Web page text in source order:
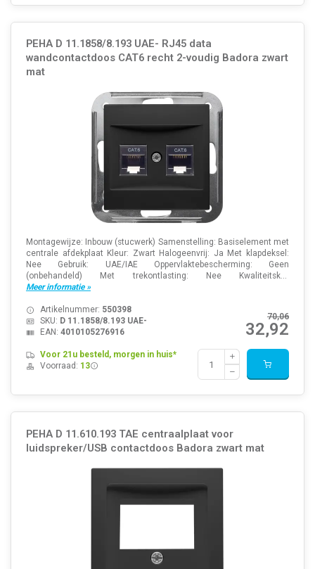
PEHA D 11.1858/8.193 UAE- RJ45 data
wandcontactdoos CAT6 recht 2-voudig Badora zwart
mat
Montagewijze: Inbouw (stucwerk) Samenstelling: Basiselement met
centrale afdekplaat Kleur: Zwart Halogeenvrij: Ja Met klapdeksel:
Nee Gebruik: UAE/IAE Oppervlaktebescherming: Geen
(onbehandeld) Met trekontlasting: Nee Kwaliteitsk...
Meer informatie »
70,06
32,92
Artikelnummer: 550398
SKU: D 11.1858/8.193 UAE-
EAN: 4010105276916
Voor 21u besteld, morgen in huis*
Voorraad: 13
PEHA D 11.610.193 TAE centraalplaat voor
luidspreker/USB contactdoos Badora zwart mat